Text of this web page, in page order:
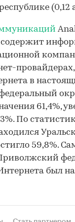
(0,12
содержит
в
61,4%,
По
59,8%.
был